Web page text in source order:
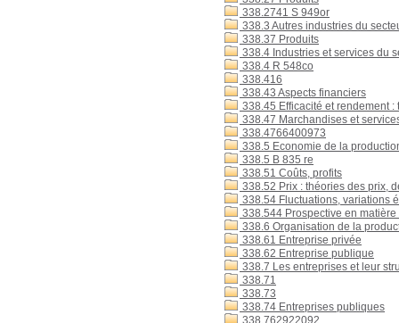
338.2741 S 949or
338.3 Autres industries du
338.37 Produits
338.4 Industries et services du
338.4 R 548co
338.416
338.43 Aspects financiers
338.45 Efficacité et rendement
338.47 Marchandises et
338.4766400973
338.5 Economie de la
338.5 B 835 re
338.51 Coûts, profits
338.52 Prix : théories des prix,
338.54 Fluctuations, variations
338.544 Prospective en
338.6 Organisation de la
338.61 Entreprise privée
338.62 Entreprise publique
338.7 Les entreprises et leur
338.71
338.73
338.74 Entreprises publiques
338.762922092